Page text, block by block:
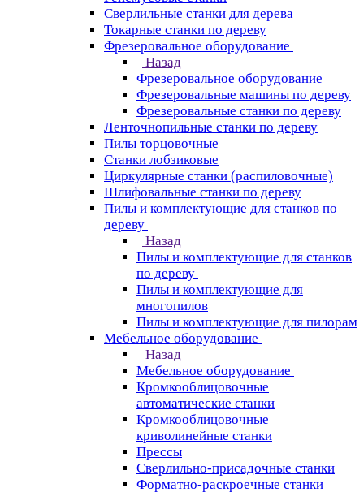
Сверлильные станки для дерева
Токарные станки по дереву
Фрезеровальное оборудование
Назад
Фрезеровальное оборудование
Фрезеровальные машины по дереву
Фрезеровальные станки по дереву
Ленточнопильные станки по дереву
Пилы торцовочные
Станки лобзиковые
Циркулярные станки (распиловочные)
Шлифовальные станки по дереву
Пилы и комплектующие для станков по
дереву
Назад
Пилы и комплектующие для станков
по дереву
Пилы и комплектующие для
многопилов
Пилы и комплектующие для пилорам
Мебельное оборудование
Назад
Мебельное оборудование
Кромкооблицовочные
автоматические станки
Кромкооблицовочные
криволинейные станки
Прессы
Сверлильно-присадочные станки
Форматно-раскроечные станки